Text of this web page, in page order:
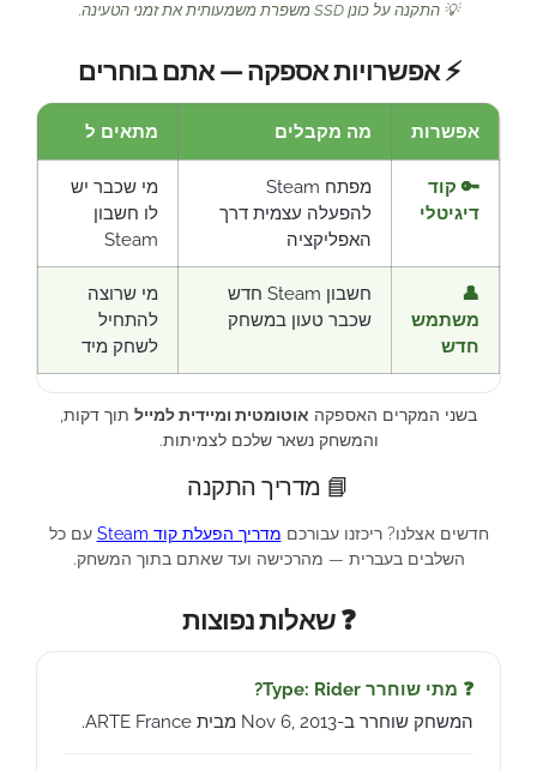
💡 התקנה על כונן SSD משפרת משמעותית את זמני הטעינה.
⚡ אפשרויות אספקה — אתם בוחרים
אפשרות מה מקבלים מתאים ל
🔑 קוד
דיגיטלי
מפתח Steam
להפעלה עצמית דרך
האפליקציה
מי שכבר יש
לו חשבון
Steam
👤
משתמש
חדש
חשבון Steam חדש
שכבר טעון במשחק
מי שרוצה
להתחיל
לשחק מיד
בשני המקרים האספקה אוטומטית ומיידית למייל תוך דקות,
והמשחק נשאר שלכם לצמיתות.
📘 מדריך התקנה
חדשים אצלנו? ריכזנו עבורכם מדריך הפעלת קוד Steam
עם כל
השלבים בעברית — מהרכישה ועד שאתם בתוך המשחק.
❓ שאלות נפוצות
❓ מתי שוחרר Type: Rider?
המשחק שוחרר ב-Nov 6, 2013 מבית ARTE France.